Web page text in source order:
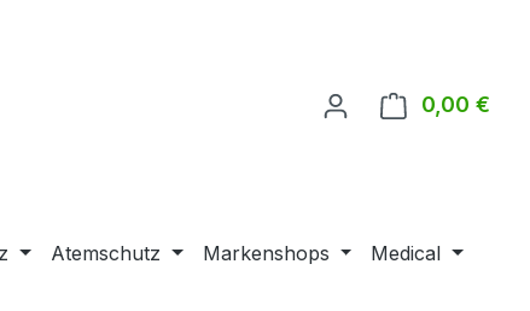
0,00 €
Atemschutz Markenshops
Medical